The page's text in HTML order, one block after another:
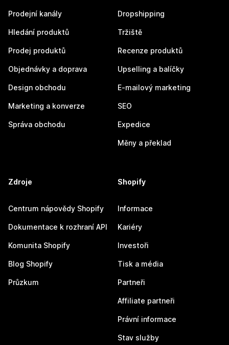
Prodejní kanály
Hledání produktů
Prodej produktů
Objednávky a doprava
Design obchodu
Marketing a konverze
Správa obchodu
Dropshipping
Tržiště
Recenze produktů
Upselling a balíčky
E-mailový marketing
SEO
Expedice
Měny a překlad
Zdroje
Centrum nápovědy Shopify
Dokumentace k rozhraní API
Komunita Shopify
Blog Shopify
Průzkum
Shopify
Informace
Kariéry
Investoři
Tisk a média
Partneři
Affiliate partneři
Právní informace
Stav služby